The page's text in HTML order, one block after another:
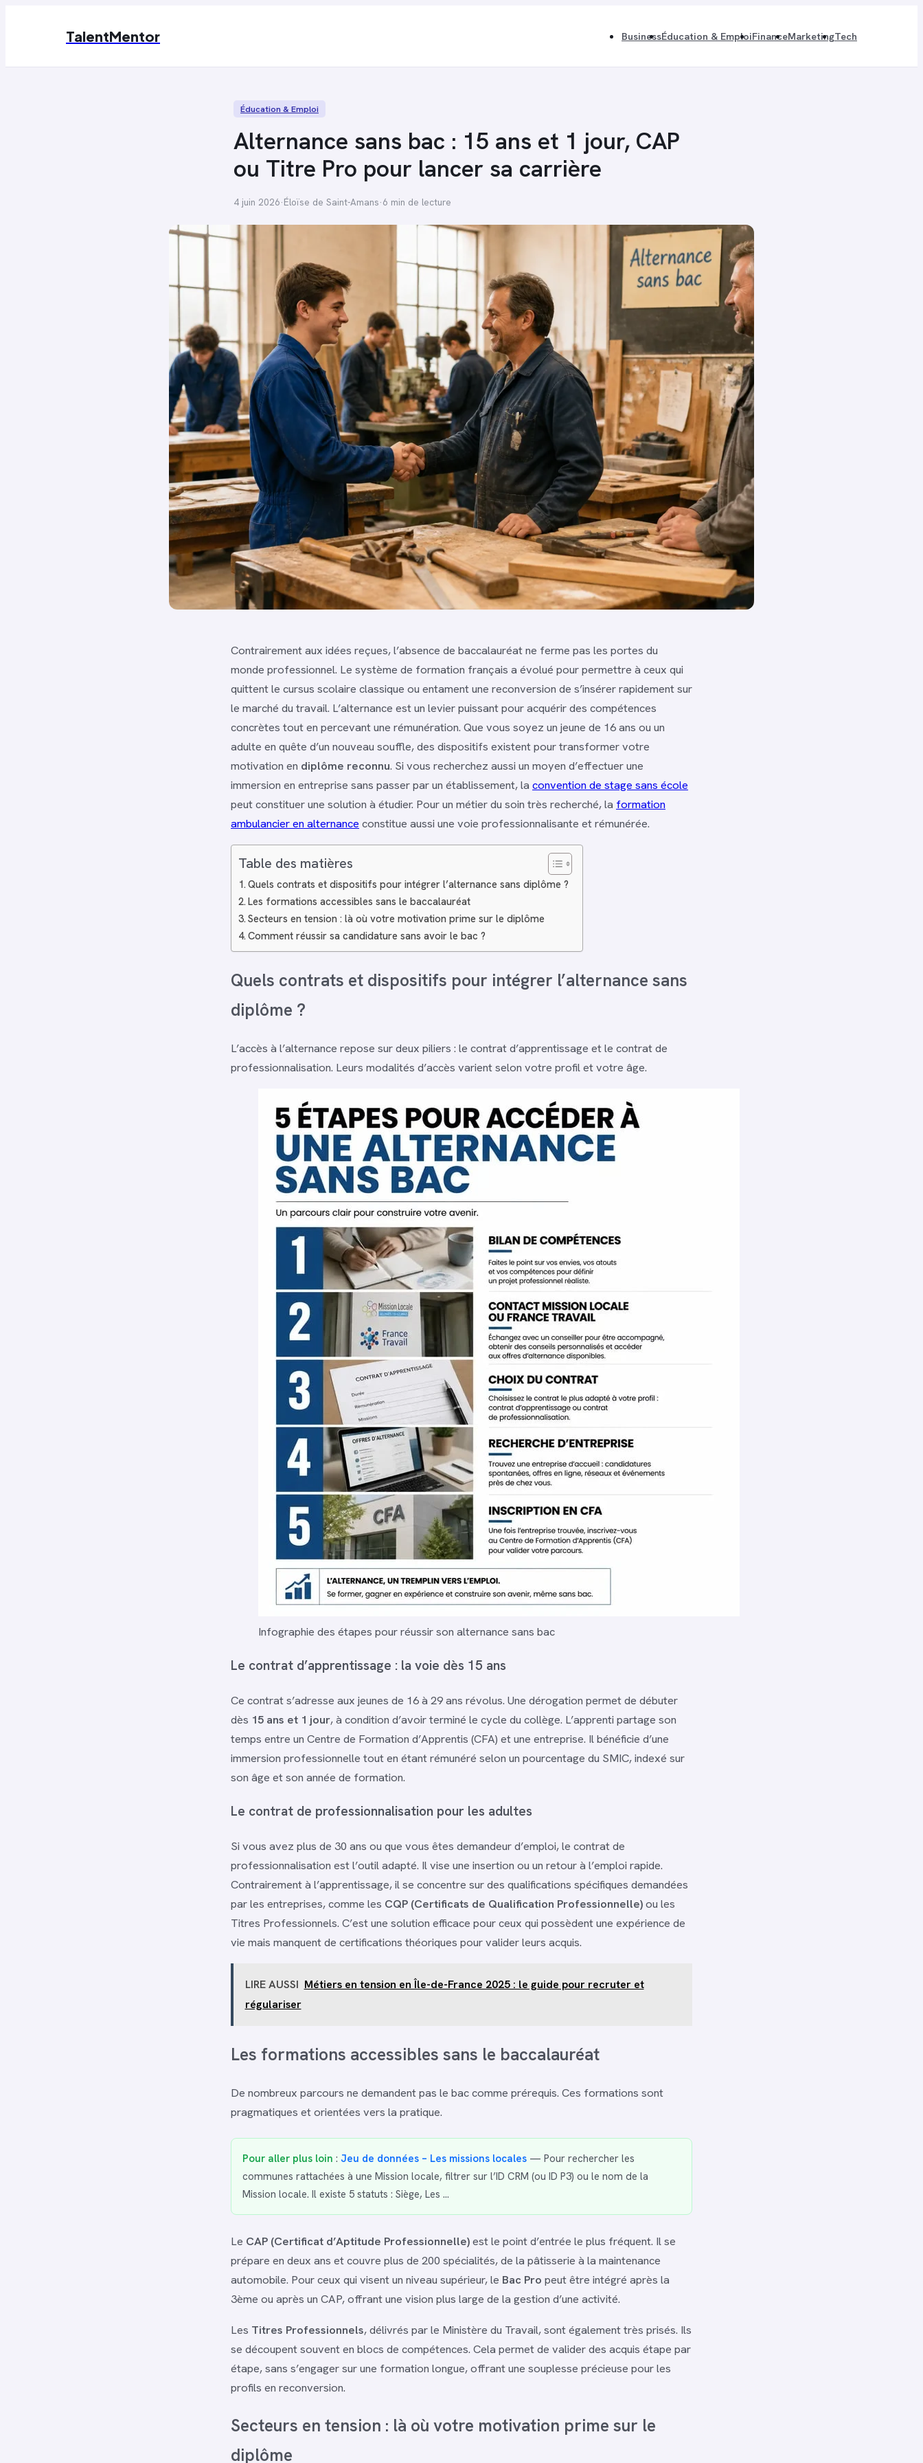
TalentMentor BusinessÉducation & EmploiFinanceMarketingTech
Éducation & Emploi
Alternance sans bac : 15 ans et 1 jour, CAP
ou Titre Pro pour lancer sa carrière
4 juin 2026·Éloïse de Saint-Amans·6 min de lecture
Contrairement aux idées reçues, l’absence de baccalauréat ne ferme pas les portes du
monde professionnel. Le système de formation français a évolué pour permettre à ceux qui
quittent le cursus scolaire classique ou entament une reconversion de s’insérer rapidement sur
le marché du travail. L’alternance est un levier puissant pour acquérir des compétences
concrètes tout en percevant une rémunération. Que vous soyez un jeune de 16 ans ou un
adulte en quête d’un nouveau souffle, des dispositifs existent pour transformer votre
motivation en diplôme reconnu. Si vous recherchez aussi un moyen d’effectuer une
immersion en entreprise sans passer par un établissement, la convention de stage sans école
peut constituer une solution à étudier. Pour un métier du soin très recherché, la formation
ambulancier en alternance constitue aussi une voie professionnalisante et rémunérée.
Table des matières
Quels contrats et dispositifs pour intégrer l’alternance sans diplôme ?
Les formations accessibles sans le baccalauréat
Secteurs en tension : là où votre motivation prime sur le diplôme
Comment réussir sa candidature sans avoir le bac ?
Quels contrats et dispositifs pour intégrer l’alternance sans
diplôme ?
L’accès à l’alternance repose sur deux piliers : le contrat d’apprentissage et le contrat de
professionnalisation. Leurs modalités d’accès varient selon votre profil et votre âge.
Infographie des étapes pour réussir son alternance sans bac
Le contrat d’apprentissage : la voie dès 15 ans
Ce contrat s’adresse aux jeunes de 16 à 29 ans révolus. Une dérogation permet de débuter
dès 15 ans et 1 jour, à condition d’avoir terminé le cycle du collège. L’apprenti partage son
temps entre un Centre de Formation d’Apprentis (CFA) et une entreprise. Il bénéficie d’une
immersion professionnelle tout en étant rémunéré selon un pourcentage du SMIC, indexé sur
son âge et son année de formation.
Le contrat de professionnalisation pour les adultes
Si vous avez plus de 30 ans ou que vous êtes demandeur d’emploi, le contrat de
professionnalisation est l’outil adapté. Il vise une insertion ou un retour à l’emploi rapide.
Contrairement à l’apprentissage, il se concentre sur des qualifications spécifiques demandées
par les entreprises, comme les CQP (Certificats de Qualification Professionnelle)ou les
Titres Professionnels. C’est une solution efficace pour ceux qui possèdent une expérience de
vie mais manquent de certifications théoriques pour valider leurs acquis.
LIRE AUSSI Métiers en tension en Île-de-France 2025 : le guide pour recruter et
régulariser
Les formations accessibles sans le baccalauréat
De nombreux parcours ne demandent pas le bac comme prérequis. Ces formations sont
pragmatiques et orientées vers la pratique.
Pour aller plus loin : Jeu de données – Les missions locales — Pour rechercher les
communes rattachées à une Mission locale, filtrer sur l’ID CRM (ou ID P3) ou le nom de la
Mission locale. Il existe 5 statuts : Siège, Les …
Le CAP (Certificat d’Aptitude Professionnelle)est le point d’entrée le plus fréquent. Il se
prépare en deux ans et couvre plus de 200 spécialités, de la pâtisserie à la maintenance
automobile. Pour ceux qui visent un niveau supérieur, le Bac Pro peut être intégré après la
3ème ou après un CAP, offrant une vision plus large de la gestion d’une activité.
Les Titres Professionnels, délivrés par le Ministère du Travail, sont également très prisés. Ils
se découpent souvent en blocs de compétences. Cela permet de valider des acquis étape par
étape, sans s’engager sur une formation longue, offrant une souplesse précieuse pour les
profils en reconversion.
Secteurs en tension : là où votre motivation prime sur le
diplôme